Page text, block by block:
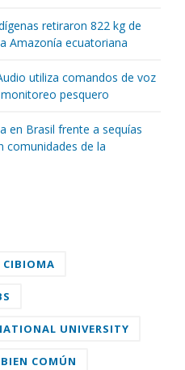
retiraron 822 kg de
Amazonía ecuatoriana
utiliza comandos de voz
pesquero
en Brasil frente a sequías
comunidades de la
CIBIOMA
UNIVERSITY
COMÚN